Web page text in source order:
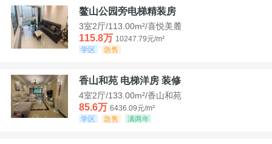
鳌山公园旁电梯精装房
3室2厅/113.00m²/喜悦美麓
115.8万 10247.79元/m²
学区
急售
香山和苑 电梯洋房 装修
4室2厅/133.00m²/香山和苑
85.6万 6436.09元/m²
学区
急售 满两年